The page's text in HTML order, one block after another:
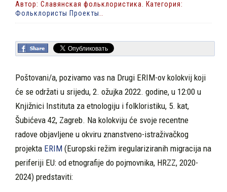
Автор: Славянская фольклористика. Категория:
Фольклористы Проекты
Poštovani/a, pozivamo vas na Drugi ERIM-ov kolokvij koji
će se održati u srijedu, 2. ožujka 2022. godine, u 12:00 u
Knjižnici Instituta za etnologiju i folkloristiku, 5. kat,
Šubićeva 42, Zagreb. Na kolokviju će svoje recentne
radove objavljene u okviru znanstveno-istraživačkog
projekta ERIM (Europski režim iregulariziranih migracija na
periferiji EU: od etnografije do pojmovnika, HRZZ, 2020-
2024) predstaviti: